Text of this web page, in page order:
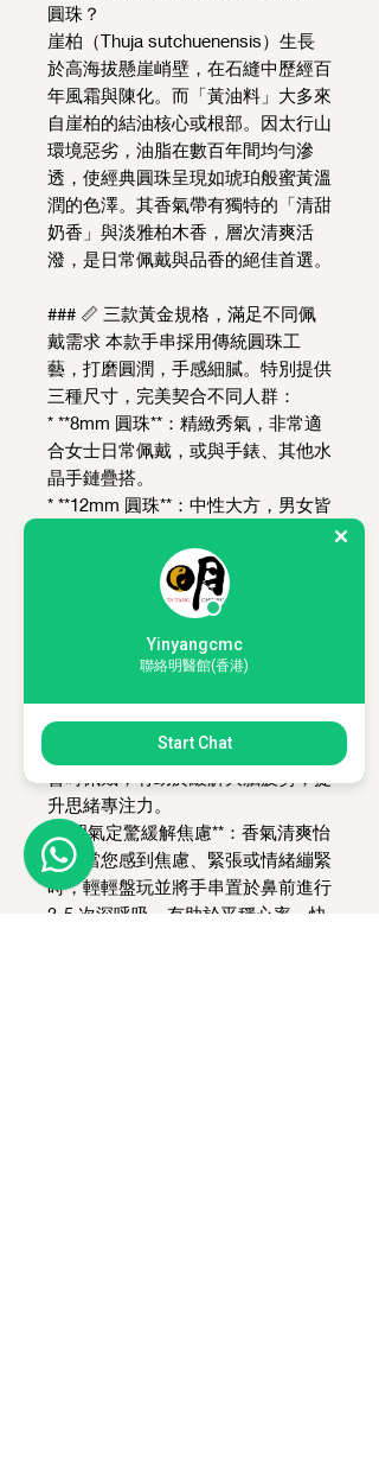
圓珠？
崖柏（Thuja sutchuenensis）生長
於高海拔懸崖峭壁，在石縫中歷經百
年風霜與陳化。而「黃油料」大多來
自崖柏的結油核心或根部。因太行山
環境惡劣，油脂在數百年間均勻滲
透，使經典圓珠呈現如琥珀般蜜黃溫
潤的色澤。其香氣帶有獨特的「清甜
奶香」與淡雅柏木香，層次清爽活
潑，是日常佩戴與品香的絕佳首選。
### 📏 三款黃金規格，滿足不同佩
戴需求 本款手串採用傳統圓珠工
藝，打磨圓潤，手感細膩。特別提供
三種尺寸，完美契合不同人群：
* **8mm 圓珠**：精緻秀氣，非常適
合女士日常佩戴，或與手錶、其他水
晶手鏈疊搭。
* **12mm 圓珠**：中性大方，男女皆
* **20mm 圓珠**：霸氣魁梧，油脂紋
理更為顯著，深受男士及文玩收藏愛
### 🌿 中醫香療與身心調和功效
特的柏木清香具備「開竅醒腦」的作
用。非常適合辦公、學習或高強度開
升思緒專注力。
* **理氣定驚緩解焦慮**：香氣清爽怡
人。當您感到焦慮、緊張或情緒繃緊
時，輕輕盤玩並將手串置於鼻前進行
3-5 次深呼吸，有助於平穩心率，快
Yinyangcmc
聯絡明醫館(香港)
Start Chat